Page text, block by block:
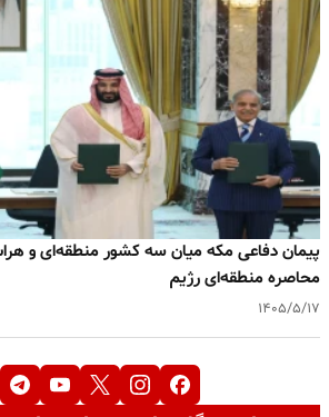
پیمان دفاعی مکه میان سه کشور منطقه‌ای و
محاصره منطقه‌ای رژیم
۱۴۰۵/۵/۱۷